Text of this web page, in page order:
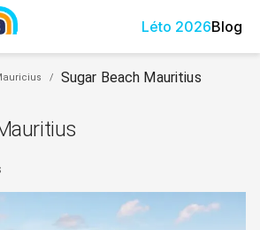
Léto 2026Blog
/ Sugar Beach Mauritius